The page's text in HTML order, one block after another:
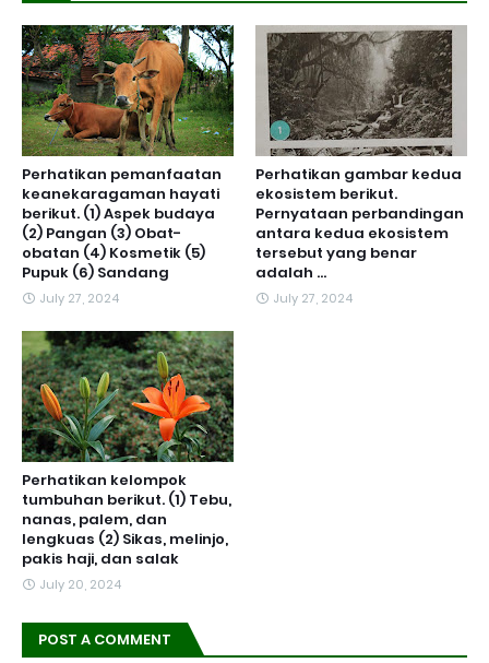
Perhatikan pemanfaatan
keanekaragaman hayati
berikut. (1) Aspek budaya
(2) Pangan (3) Obat-
obatan (4) Kosmetik (5)
Pupuk (6) Sandang
July 27, 2024
Perhatikan gambar kedua
ekosistem berikut.
Pernyataan perbandingan
antara kedua ekosistem
tersebut yang benar
adalah ...
July 27, 2024
Perhatikan kelompok
tumbuhan berikut. (1) Tebu,
nanas, palem, dan
lengkuas (2) Sikas, melinjo,
pakis haji, dan salak
July 20, 2024
POST A COMMENT